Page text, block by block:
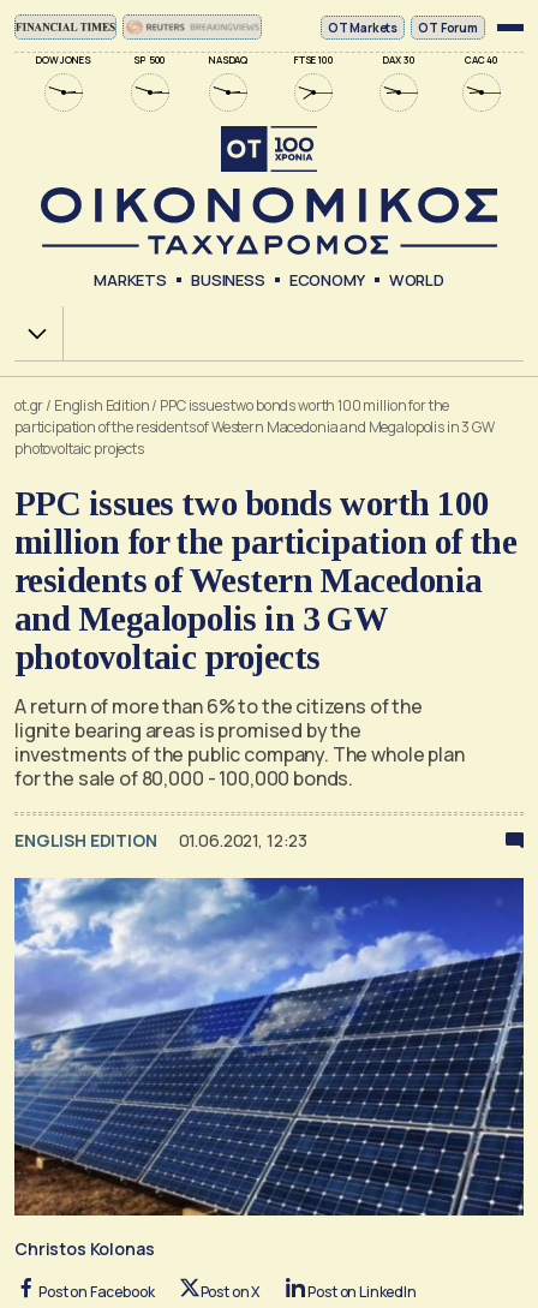
DOW JONES SP 500 NASDAQ FTSE 100 DAX 30 CAC 40
ΟΤ Markets OT Forum
MARKETS BUSINESS ECONOMY WORLD
Χ.Α.
ot.gr/ English Edition/ PPC issues two bonds worth 100 million for the
participation of the residents of Western Macedonia and Megalopolis in 3 GW
photovoltaic projects
PPC issues two bonds worth 100
million for the participation of the
residents of Western Macedonia
and Megalopolis in 3 GW
photovoltaic projects
A return of more than 6% to the citizens of the
lignite bearing areas is promised by the
investments of the public company. The whole plan
for the sale of 80,000 - 100,000 bonds.
ENGLISH EDITION 01.06.2021, 12:23
Christos Kolonas
Post on Facebook Post on X Post on LinkedIn